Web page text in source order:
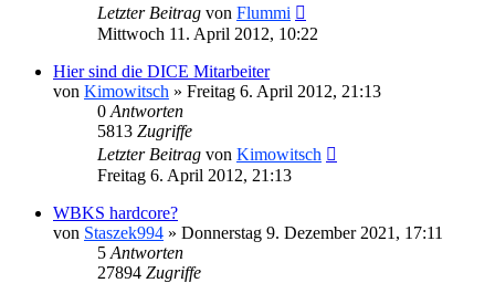
Letzter Beitrag von Flummi
Mittwoch 11. April 2012, 10:22
Hier sind die DICE Mitarbeiter
von Kimowitsch » Freitag 6. April 2012, 21:13
0 Antworten
5813 Zugriffe
Letzter Beitrag von Kimowitsch
Freitag 6. April 2012, 21:13
WBKS hardcore?
von Staszek994 » Donnerstag 9. Dezember 2021, 17:11
5 Antworten
27894 Zugriffe